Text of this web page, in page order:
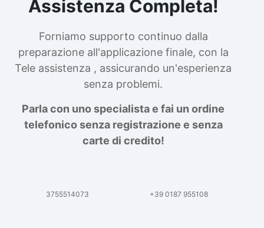
Assistenza Completa!
Forniamo supporto continuo dalla
preparazione all'applicazione finale, con la
Tele assistenza , assicurando un'esperienza
senza problemi.
Parla con uno specialista e fai un ordine
telefonico senza registrazione e senza
carte di credito!
3755514073 +39 0187 955108